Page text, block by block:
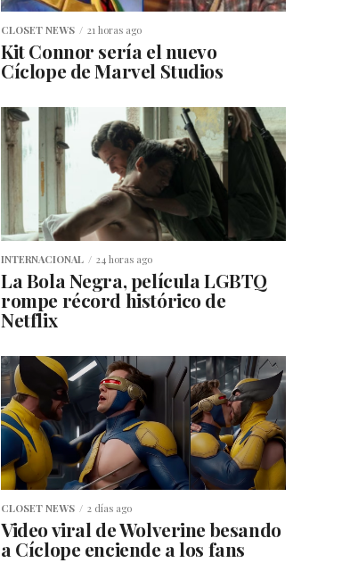
CLOSET NEWS 21 horas ago
Kit Connor sería el nuevo
Cíclope de Marvel Studios
INTERNACIONAL 24 horas ago
La Bola Negra, película LGBTQ
rompe récord histórico de
Netflix
CLOSET NEWS 2 días ago
Video viral de Wolverine besando
a Cíclope enciende a los fans